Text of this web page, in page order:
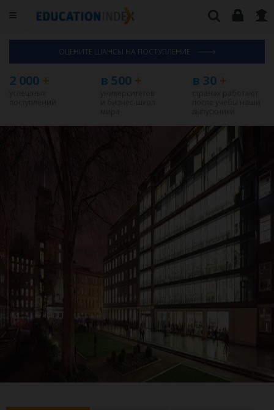
ОЦЕНИТЕ ШАНСЫ НА ПОСТУПЛЕНИЕ
2 000 + в 500 + в 30+